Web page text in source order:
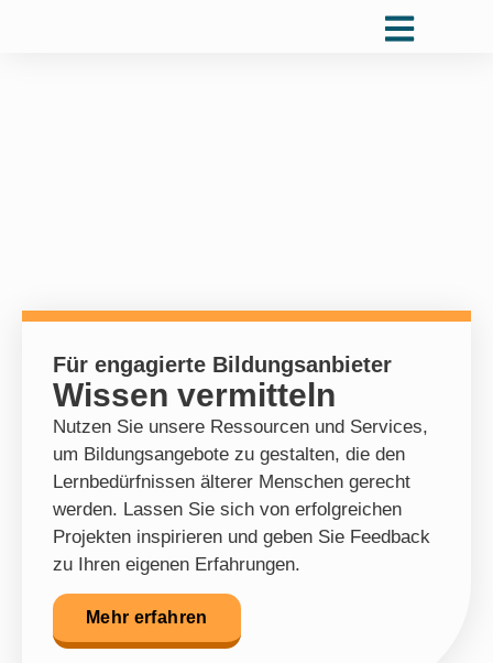
Für engagierte Bildungsanbieter
Wissen vermitteln
Nutzen Sie unsere Ressourcen und Services,
um Bildungsangebote zu gestalten, die den
Lernbedürfnissen älterer Menschen gerecht
werden. Lassen Sie sich von erfolgreichen
Projekten inspirieren und geben Sie Feedback
zu Ihren eigenen Erfahrungen.
Mehr erfahren